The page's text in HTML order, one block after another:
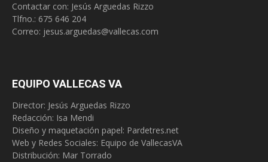
Contactar con: Jesús Arguedas Rizzo
Tlfno.: 675 646 204
Correo: jesus.arguedas@vallecas.com
EQUIPO VALLECAS VA
Director: Jesús Arguedas Rizzo
Redacción: Isa Mendi
Diseño y maquetación papel: Pardetres.net
Web y Redes Sociales: Equipo de VallecasVA
Distribución: Mar Torrado